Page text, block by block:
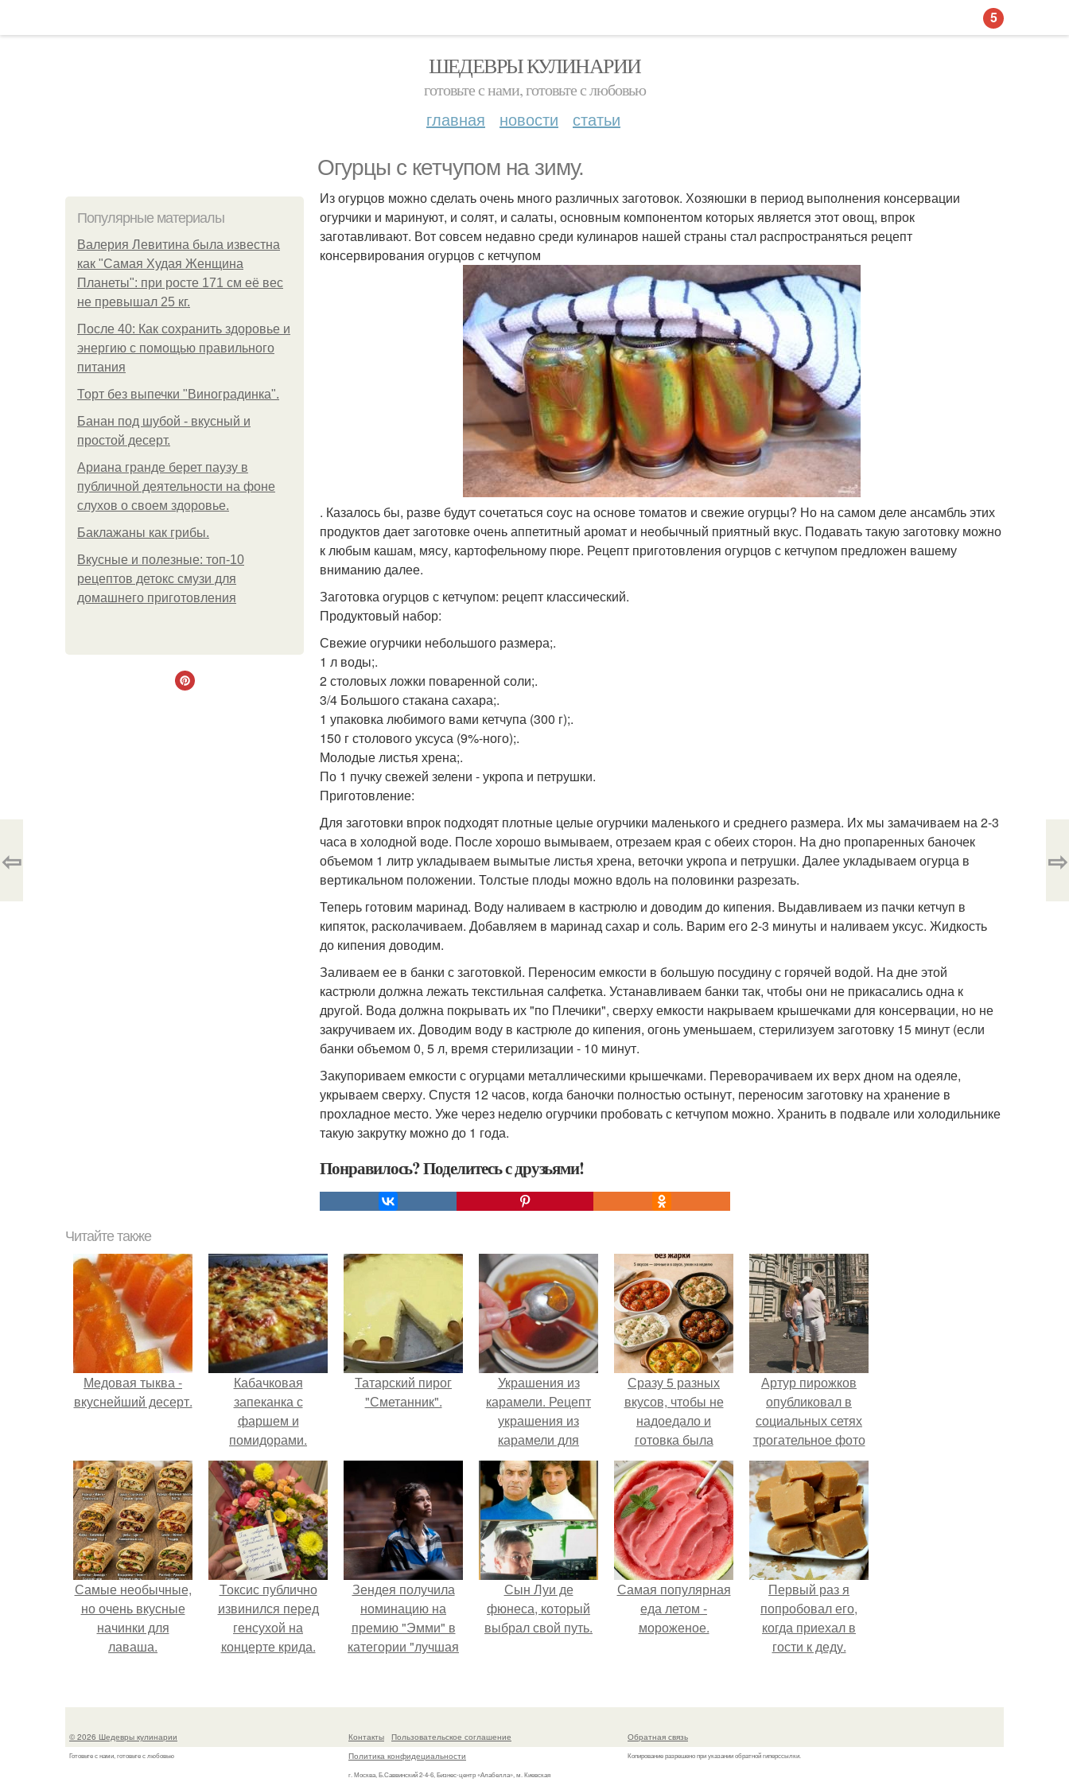
ШЕДЕВРЫ КУЛИНАРИИ
готовьте с нами, готовьте с любовью
главная новости статьи
Огурцы с кетчупом на зиму.
Популярные материалы
Валерия Левитина была известна
как "Самая Худая Женщина
Планеты": при росте 171 см её вес
не превышал 25 кг.
После 40: Как сохранить здоровье и
энергию с помощью правильного
питания
Торт без выпечки "Виноградинка".
Банан под шубой - вкусный и
простой десерт.
Ариана гранде берет паузу в
публичной деятельности на фоне
слухов о своем здоровье.
Баклажаны как грибы.
Вкусные и полезные: топ-10
рецептов детокс смузи для
домашнего приготовления
Из огурцов можно сделать очень много различных заготовок. Хозяюшки в период выполнения консервации
огурчики и маринуют, и солят, и салаты, основным компонентом которых является этот овощ, впрок
заготавливают. Вот совсем недавно среди кулинаров нашей страны стал распространяться рецепт
консервирования огурцов с кетчупом
. Казалось бы, разве будут сочетаться соус на основе томатов и свежие огурцы? Но на самом деле ансамбль этих
продуктов дает заготовке очень аппетитный аромат и необычный приятный вкус. Подавать такую заготовку можно
к любым кашам, мясу, картофельному пюре. Рецепт приготовления огурцов с кетчупом предложен вашему
вниманию далее.
Заготовка огурцов с кетчупом: рецепт классический.
Продуктовый набор:
Свежие огурчики небольшого размера;.
1 л воды;.
2 столовых ложки поваренной соли;.
3/4 Большого стакана сахара;.
1 упаковка любимого вами кетчупа (300 г);.
150 г столового уксуса (9%-ного);.
Молодые листья хрена;.
По 1 пучку свежей зелени - укропа и петрушки.
Приготовление:
Для заготовки впрок подходят плотные целые огурчики маленького и среднего размера. Их мы замачиваем на 2-3
часа в холодной воде. После хорошо вымываем, отрезаем края с обеих сторон. На дно пропаренных баночек
объемом 1 литр укладываем вымытые листья хрена, веточки укропа и петрушки. Далее укладываем огурца в
вертикальном положении. Толстые плоды можно вдоль на половинки разрезать.
Теперь готовим маринад. Воду наливаем в кастрюлю и доводим до кипения. Выдавливаем из пачки кетчуп в
кипяток, расколачиваем. Добавляем в маринад сахар и соль. Варим его 2-3 минуты и наливаем уксус. Жидкость
до кипения доводим.
Заливаем ее в банки с заготовкой. Переносим емкости в большую посудину с горячей водой. На дне этой
кастрюли должна лежать текстильная салфетка. Устанавливаем банки так, чтобы они не прикасались одна к
другой. Вода должна покрывать их "по Плечики", сверху емкости накрываем крышечками для консервации, но не
закручиваем их. Доводим воду в кастрюле до кипения, огонь уменьшаем, стерилизуем заготовку 15 минут (если
банки объемом 0, 5 л, время стерилизации - 10 минут.
Закупориваем емкости с огурцами металлическими крышечками. Переворачиваем их верх дном на одеяле,
укрываем сверху. Спустя 12 часов, когда баночки полностью остынут, переносим заготовку на хранение в
прохладное место. Уже через неделю огурчики пробовать с кетчупом можно. Хранить в подвале или холодильнике
такую закрутку можно до 1 года.
Понравилось? Поделитесь с друзьями!
⇦ ⇨
Читайте также
Медовая тыква -
вкуснейший десерт.
Кабачковая
запеканка с
фаршем и
помидорами.
Татарский пирог
"Сметанник".
Украшения из
карамели. Рецепт
украшения из
карамели для
тортов и пирожных.
Сразу 5 разных
вкусов, чтобы не
надоедало и
готовка была
проще.
Артур пирожков
опубликовал в
социальных сетях
трогательное фото
с супругой
Анжеликой,
сделанное во
время их недавнего
путешествия в
Италию.
Самые необычные,
но очень вкусные
начинки для
лаваша.
Токсис публично
извинился перед
генсухой на
концерте крида.
Зендея получила
номинацию на
премию "Эмми" в
категории "лучшая
сериале" за третий
Сын Луи де
фюнеса, который
выбрал свой путь.
Самая популярная
еда летом -
мороженое.
Первый раз я
попробовал его,
когда приехал в
гости к деду.
© 2026 Шедевры кулинарии
Готовьте с нами, готовьте с любовью
Контакты
Пользовательское соглашение
Политика конфидециальности
г. Москва, Б.Саввинский 2-4-6, Бизнес-центр «Алабелла», м. Киевская
Обратная связь
Копирование разрешено при указании обратной гиперссылки.
5